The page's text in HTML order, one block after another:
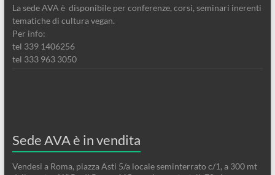
La sede AVA è disponibile per conferenze, corsi, seminari inerenti
tematiche di cultura vegan.
Per info:
tel 339 1406256
tel 333 963 3050
Sede AVA è in vendita
Vendesi a Roma, piazza Asti 5/a locale seminterrato c/1, a 300 mt